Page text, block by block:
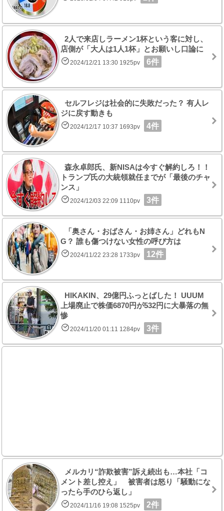
2人で来店しラーメン1杯という客に対し、
店側が「大人は1人1杯」とお願いし口論に
2024/12/21 13:30 1925pv 6件
セルフレジは社会的に失敗だった？ 有人レ
ジに戻す動きも
2024/12/17 10:37 1693pv 4件
森永卓郎氏、新NISAは今すぐ解約しろ！！
トランプ氏の大統領就任までが「最後のチャ
ンス」
2024/12/03 22:09 1110pv 3件
「奥さん・おばさん・お姉さん」どれもN
G？ 誰も傷つけない女性の呼び方は
2024/11/22 23:28 1733pv 12件
HIKAKIN、29億円ふっとばした！ UUUM
上場廃止で株価6870円が532円に大暴落の無
惨
2024/11/20 01:11 1284pv 3件
メルカリ“詐欺被害”訴え続出も…本社「コ
メント差し控え」 被害者は怒り「騒動にな
ったら手のひら返し」
2024/11/16 19:08 1525pv 2件